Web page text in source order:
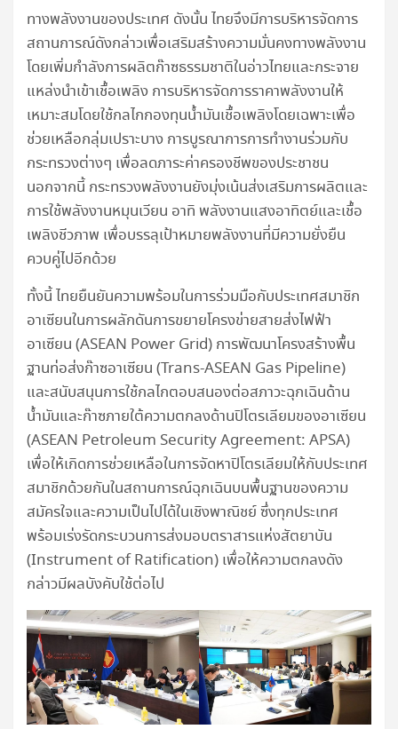
ทางพลังงานของประเทศ ดังนั้น ไทยจึงมีการบริหารจัดการ
สถานการณ์ดังกล่าวเพื่อเสริมสร้างความมั่นคงทางพลังงาน
โดยเพิ่มกำลังการผลิตก๊าซธรรมชาติในอ่าวไทยและกระจาย
แหล่งนำเข้าเชื้อเพลิง การบริหารจัดการราคาพลังงานให้
เหมาะสมโดยใช้กลไกกองทุนน้ำมันเชื้อเพลิงโดยเฉพาะเพื่อ
ช่วยเหลือกลุ่มเปราะบาง การบูรณาการการทำงานร่วมกับ
กระทรวงต่างๆ เพื่อลดภาระค่าครองชีพของประชาชน
นอกจากนี้ กระทรวงพลังงานยังมุ่งเน้นส่งเสริมการผลิตและ
การใช้พลังงานหมุนเวียน อาทิ พลังงานแสงอาทิตย์และเชื้อ
เพลิงชีวภาพ เพื่อบรรลุเป้าหมายพลังงานที่มีความยั่งยืน
ควบคู่ไปอีกด้วย
ทั้งนี้ ไทยยืนยันความพร้อมในการร่วมมือกับประเทศสมาชิก
อาเซียนในการผลักดันการขยายโครงข่ายสายส่งไฟฟ้า
อาเซียน (ASEAN Power Grid) การพัฒนาโครงสร้างพื้น
ฐานท่อส่งก๊าซอาเซียน (Trans-ASEAN Gas Pipeline)
และสนับสนุนการใช้กลไกตอบสนองต่อสภาวะฉุกเฉินด้าน
น้ำมันและก๊าซภายใต้ความตกลงด้านปิโตรเลียมของอาเซียน
(ASEAN Petroleum Security Agreement: APSA)
เพื่อให้เกิดการช่วยเหลือในการจัดหาปิโตรเลียมให้กับประเทศ
สมาชิกด้วยกันในสถานการณ์ฉุกเฉินบนพื้นฐานของความ
สมัครใจและความเป็นไปได้ในเชิงพาณิชย์ ซึ่งทุกประเทศ
พร้อมเร่งรัดกระบวนการส่งมอบตราสารแห่งสัตยาบัน
(Instrument of Ratification) เพื่อให้ความตกลงดัง
กล่าวมีผลบังคับใช้ต่อไป